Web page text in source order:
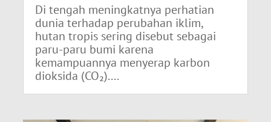
Di tengah meningkatnya perhatian
dunia terhadap perubahan iklim,
hutan tropis sering disebut sebagai
paru-paru bumi karena
kemampuannya menyerap karbon
dioksida (CO₂)....